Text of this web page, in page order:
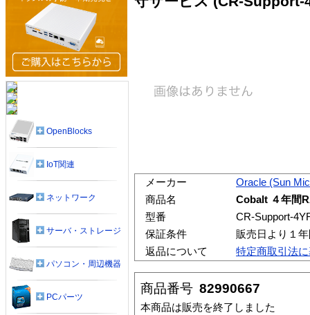
メーカー
Oracle (Sun
商品名
Cobalt ４年間
型番
CR-Support-
保証条件
販売日より１
返品について
特定商取引法
商品番号 82990667
本商品は販売を終了しました
OpenBlocks
IoT関連
ネットワーク
サーバ・ストレージ
パソコン・周辺機器
PCパーツ